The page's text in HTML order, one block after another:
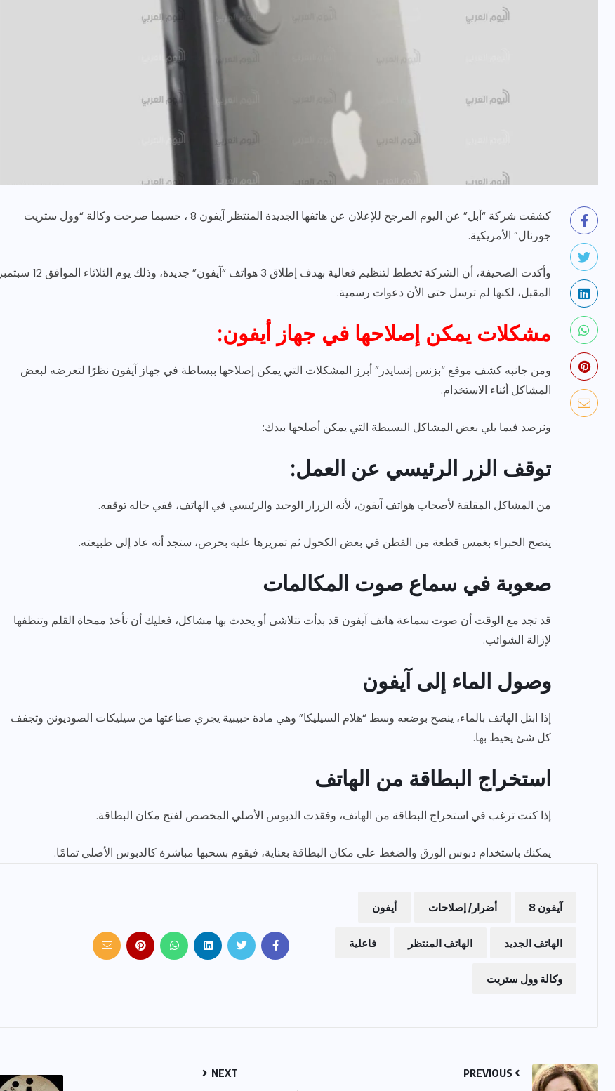
كشفت شركة “أبل” عن اليوم المرجح للإعلان عن هاتفها الجديدة المنتظر آيفون 8 ، حسبما صرحت وكالة “وول ستريت
جورنال” الأمريكية.
وأكدت الصحيفة، أن الشركة تخطط لتنظيم فعالية بهدف إطلاق 3 هواتف “آيفون” جديدة، وذلك يوم الثلاثاء الموافق 12 سبتمبر
المقبل، لكنها لم ترسل حتى الأن دعوات رسمية.
مشكلات يمكن إصلاحها في جهاز أيفون:
ومن جانبه كشف موقع “بزنس إنسايدر” أبرز المشكلات التي يمكن إصلاحها ببساطة في جهاز آيفون نظرًا لتعرضه لبعض
المشاكل أثناء الاستخدام.
ونرصد فيما يلي بعض المشاكل البسيطة التي يمكن أصلحها بيدك:
توقف الزر الرئيسي عن العمل:
من المشاكل المقلقة لأصحاب هواتف آيفون، لأنه الزرار الوحيد والرئيسي في الهاتف، ففي حاله توقفه.
ينصح الخبراء بغمس قطعة من القطن في بعض الكحول ثم تمريرها عليه بحرص، ستجد أنه عاد إلى طبيعته.
صعوبة في سماع صوت المكالمات
قد تجد مع الوقت أن صوت سماعة هاتف آيفون قد بدأت تتلاشى أو يحدث بها مشاكل، فعليك أن تأخذ ممحاة القلم وتنظفها
لإزالة الشوائب.
وصول الماء إلى آيفون
إذا ابتل الهاتف بالماء، ينصح بوضعه وسط “هلام السيليكا” وهي مادة حبيبية يجري صناعتها من سيليكات الصوديونن وتجفف
كل شئ يحيط بها.
استخراج البطاقة من الهاتف
إذا كنت ترغب في استخراج البطاقة من الهاتف، وفقدت الدبوس الأصلي المخصص لفتح مكان البطاقة.
يمكنك باستخدام دبوس الورق والضغط على مكان البطاقة بعناية، فيقوم بسحبها مباشرة كالدبوس الأصلي تمامًا.
آيفون 8 أضرار/ إصلاحات أيفون
الهاتف الجديد الهاتف المنتظر فاعلية
وكالة وول ستريت
NEXT
اعتزالها الفن
أخبار عامة رياضة وفن
رصد اهم تصاريحات
الفنانه”شيرين رضا” مع سمر
يسرى..فما هى؟
ديسمبر 23, 2017
نجوم